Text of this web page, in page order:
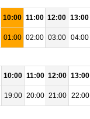
10:00 11:00 12:00 13:00
01:00 02:00 03:00 04:00
10:00 11:00 12:00 13:00
19:00 20:00 21:00 22:00